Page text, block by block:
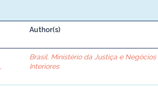
Author(s)
Brasil. Ministério da Justiça e Negócios
Interiores